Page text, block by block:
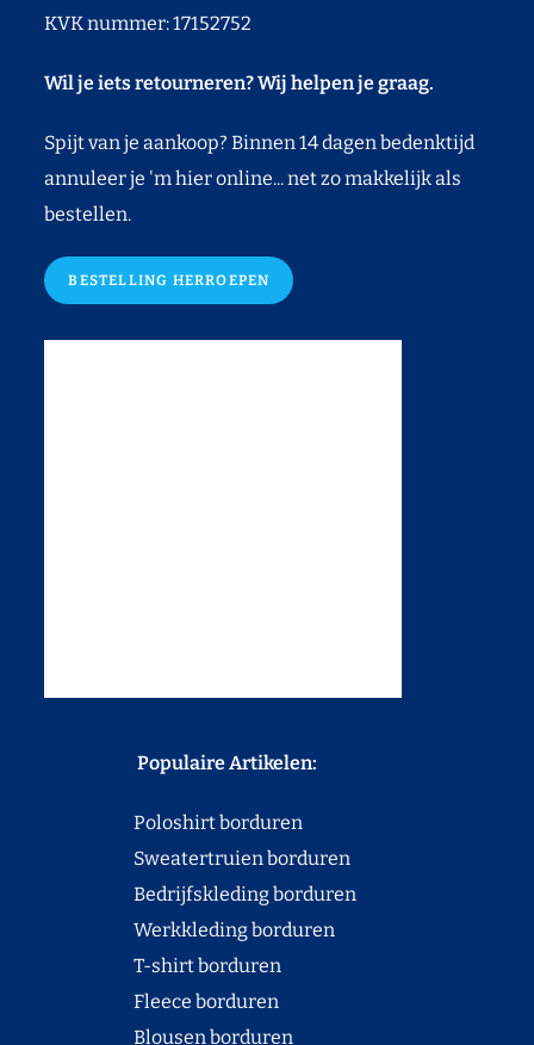
KVK nummer: 17152752
Wil je iets retourneren? Wij helpen je graag.
Spijt van je aankoop? Binnen 14 dagen bedenktijd
annuleer je 'm hier online... net zo makkelijk als
bestellen.
BESTELLING HERROEPEN
Populaire Artikelen:
Poloshirt borduren
Sweatertruien borduren
Bedrijfskleding borduren
Werkkleding borduren
T-shirt borduren
Fleece borduren
Blousen borduren